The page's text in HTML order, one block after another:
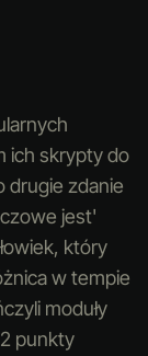
ich skrypty do
drugie zdanie
jest'
który
w tempie
moduły
punkty